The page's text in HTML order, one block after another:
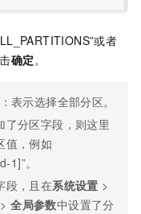
或者
确定。
表示选择全部分区。
了分区字段，则这里
值，例如
1]”。
段，且在系统设置 >
>全局参数中设置了分